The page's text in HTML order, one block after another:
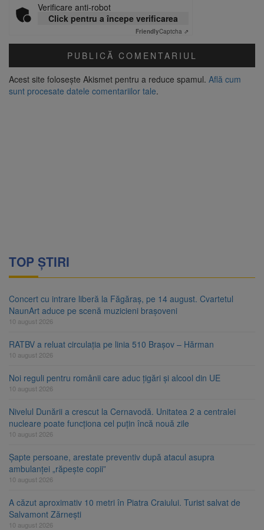
Verificare anti-robot
Click pentru a începe verificarea
FriendlyCaptcha ⇗
Acest site folosește Akismet pentru a reduce spamul. Află cum
sunt procesate datele comentariilor tale.
TOP ȘTIRI
Concert cu intrare liberă la Făgăraș, pe 14 august. Cvartetul
NaunArt aduce pe scenă muzicieni brașoveni
10 august 2026
RATBV a reluat circulația pe linia 510 Brașov – Hărman
10 august 2026
Noi reguli pentru românii care aduc țigări și alcool din UE
10 august 2026
Nivelul Dunării a crescut la Cernavodă. Unitatea 2 a centralei
nucleare poate funcționa cel puțin încă nouă zile
10 august 2026
Șapte persoane, arestate preventiv după atacul asupra
ambulanței „răpește copii”
10 august 2026
A căzut aproximativ 10 metri în Piatra Craiului. Turist salvat de
Salvamont Zărnești
10 august 2026